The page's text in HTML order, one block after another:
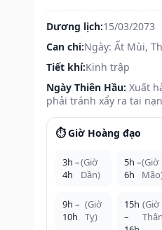
Dương lịch:15/03/2073
Can chi:Ngày: Ất Mùi,
Tiết khí:Kinh trập
Ngày Thiên Hầu: Xuất
phải tránh xẩy ra tai
⏱️ Giờ Hoàng đạo
3h –
4h
(Giờ
Dần)
5h –
6h
(Giờ
9h –
10h
(Giờ
Tỵ)
15h
–
(Giờ